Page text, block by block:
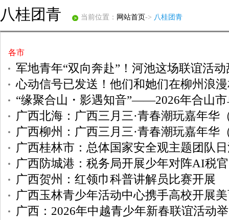
八桂团青 当前位置： 网站首页-> 八桂团青
各市
军地青年“双向奔赴”！河池这场联谊活
心动信号已发送！他们和她们在柳州浪
“缘聚合山・影遇知音”——2026年合山市单身青
广西北海：广西三月三·青春潮玩嘉年华（
广西柳州：广西三月三·青春潮玩嘉年华（
广西桂林市：总体国家安全观主题团队
广西防城港：税务局开展少年对阵AI税
广西贺州：红领巾科普讲解员比赛开展
广西玉林青少年活动中心携手高校开展
广西：2026年中越青少年新春联谊活动